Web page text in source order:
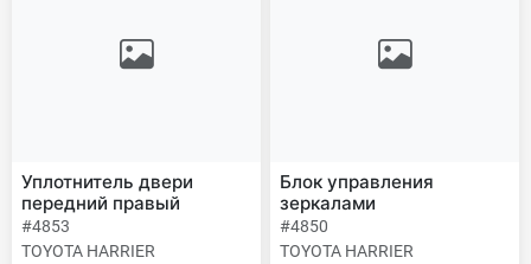
Уплотнитель двери
передний правый
#4853
TOYOTA HARRIER
Блок управления
зеркалами
#4850
TOYOTA HARRIER